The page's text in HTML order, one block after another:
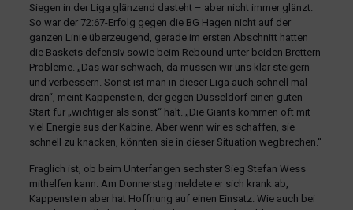
Siegen in der Liga glänzend dasteht – aber nicht immer glänzt.
So war der 72:67-Erfolg gegen die BG Hagen nicht auf der
ganzen Linie überzeugend, gerade im ersten Abschnitt hatten
die Baskets defensiv sowie beim Rebound unter beiden Brettern
Probleme. „Das war schwach, da müssen wir uns klar steigern
und verbessern. Sonst ist man in dieser Liga auch schnell mal
dran“, meint Kappenstein, der gegen Düsseldorf einen guten
Start für „wichtiger als sonst“ hält. „Die Giants kommen oft mit
viel Energie aus der Kabine. Aber wenn wir es schaffen, sie
schnell zu knacken, könnten sie in dieser Situation wegbrechen.“
Fraglich ist, ob beim Unterfangen sechster Sieg Stefan Wess
mithelfen kann. Am Donnerstag meldete er sich krank ab,
Kappenstein aber hat Hoffnung auf einen Einsatz. Wie auch bei